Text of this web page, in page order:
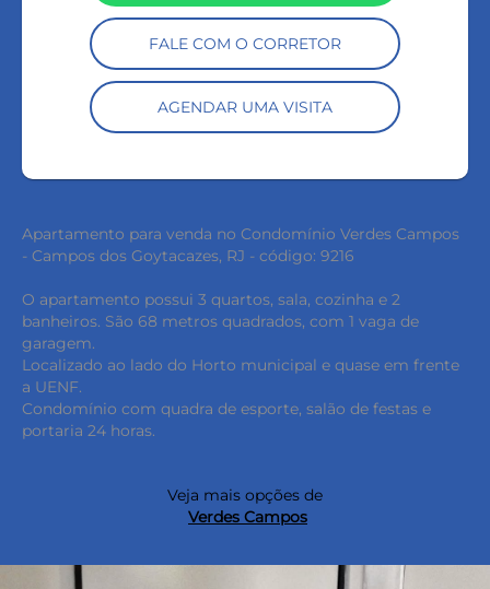
FALE COM O CORRETOR
AGENDAR UMA VISITA
Apartamento para venda no Condomínio Verdes Campos
- Campos dos Goytacazes, RJ - código: 9216
O apartamento possui 3 quartos, sala, cozinha e 2
banheiros. São 68 metros quadrados, com 1 vaga de
garagem.
Localizado ao lado do Horto municipal e quase em frente
a UENF.
Condomínio com quadra de esporte, salão de festas e
portaria 24 horas.
Veja mais opções de
Verdes Campos